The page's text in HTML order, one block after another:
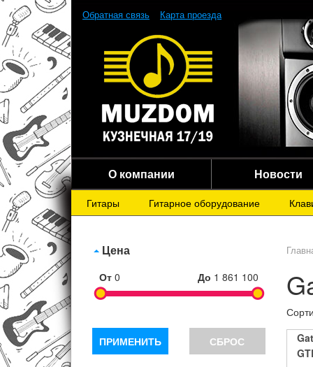
Обратная связь Карта проезда
О компании Новости
Гитары Гитарное оборудование
Цена
От 0 До 1 861 100
ПРИМЕНИТЬ СБРОС